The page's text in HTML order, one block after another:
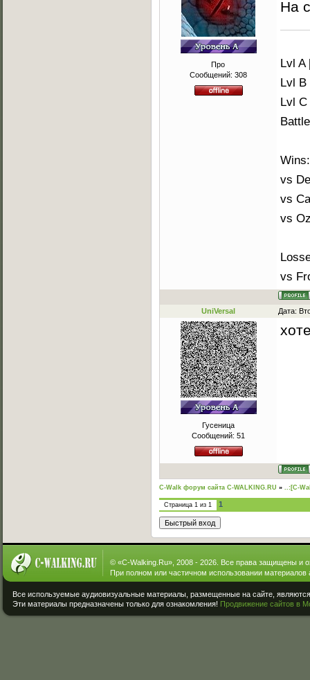
Про
Сообщений: 308
На
Lvl A
Lvl B
Lvl
Wins:
vs
vs
vs
vs
UniVersal Дата:
Гусеница
Сообщений: 51
C-Walk форум сайта C-WALKING.RU » ..:[C-
Страница 1 из 1 1
© «C-Walking.Ru», 2008 - 2026. Все права защищены и
При полном или частичном использовании материалов
Все используемые аудиовизуальные материалы, размещенные на сайте,
Эти материалы предназначены только для ознакомления! Продвижение сайтов в